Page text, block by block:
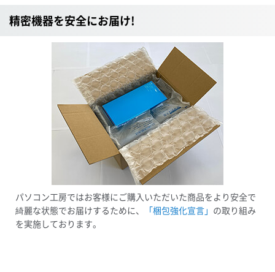
精密機器を安全にお届け!
パソコン工房ではお客様にご購入いただいた商品をより安全で
綺麗な状態でお届けするために、
「梱包強化宣言」 の取り組み
を実施しております。